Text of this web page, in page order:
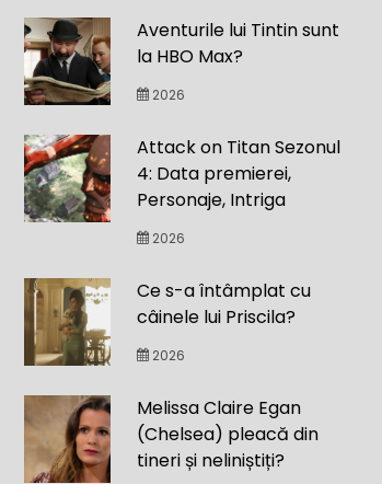
Aventurile lui Tintin sunt
la HBO Max?
2026
Attack on Titan Sezonul
4: Data premierei,
Personaje, Intriga
2026
Ce s-a întâmplat cu
câinele lui Priscila?
2026
Melissa Claire Egan
(Chelsea) pleacă din
tineri și neliniștiți?